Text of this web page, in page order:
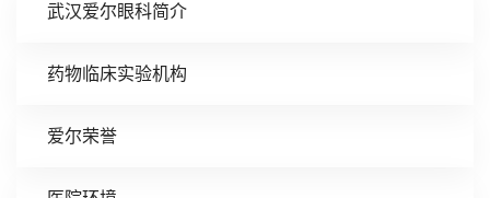
武汉爱尔眼科简介
药物临床实验机构
爱尔荣誉